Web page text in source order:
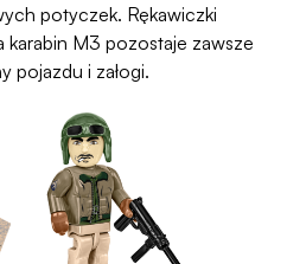
potyczek. Rękawiczki
M3 pozostaje zawsze
pojazdu i załogi.